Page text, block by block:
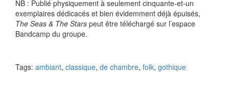
NB : Publié physiquement à seulement cinquante-et-un
exemplaires dédicacés et bien évidemment déjà épuisés,
The Seas & The Stars peut être téléchargé sur l’espace
Bandcamp du groupe.
Tags: ambiant, classique, de chambre, folk, gothique